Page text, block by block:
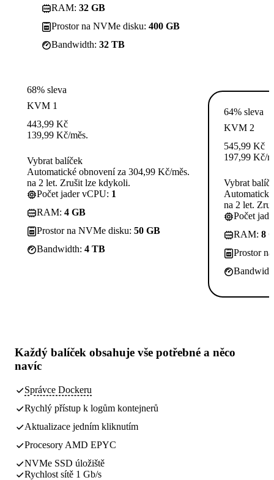
RAM: 32 GB
Prostor na NVMe disku: 400 GB
Bandwidth: 32 TB
68% sleva
KVM 1
443,99 Kč
139,99 Kč/měs.
Vybrat balíček
Automatické obnovení za 304,99 Kč/měs.
na 2 let. Zrušit lze kdykoli.
Počet jader vCPU: 1
RAM: 4 GB
Prostor na NVMe disku: 50 GB
Bandwidth: 4 TB
64% sleva
KVM 2
545,99 Kč
197,99 Kč/
Vybrat
na 2 let.
Počet
RAM: 8
Prostor
Každý balíček obsahuje vše potřebné a něco
navíc
Správce Dockeru
Rychlý přístup k logům kontejnerů
Aktualizace jedním kliknutím
Procesory AMD EPYC
NVMe SSD úložiště
Rychlost sítě 1 Gb/s